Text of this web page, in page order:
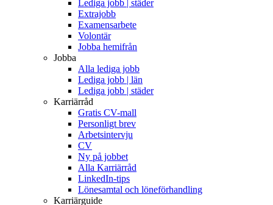
Lediga jobb | städer
Extrajobb
Examensarbete
Volontär
Jobba hemifrån
Jobba
Alla lediga jobb
Lediga jobb | län
Lediga jobb | städer
Karriärråd
Gratis CV-mall
Personligt brev
Arbetsintervju
CV
Ny på jobbet
Alla Karriärråd
LinkedIn-tips
Lönesamtal och löneförhandling
Karriärguide